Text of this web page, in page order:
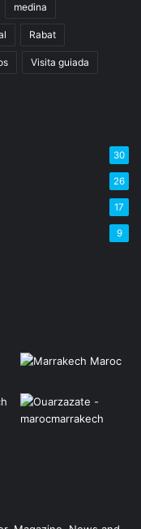
medina
Rabat
Visita guiada
30
26
17
9